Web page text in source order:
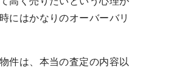
にはかなりのオーバーバリ
件は、本当の査定の内容以